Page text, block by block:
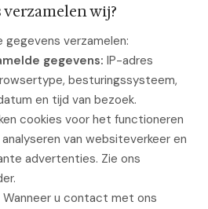
verzamelen wij?
gegevens verzamelen:
gegevens: IP-adres
besturingssysteem,
en tijd van bezoek.
cookies voor het functioneren
van websiteverkeer en
advertenties. Zie ons
Wanneer u contact met ons